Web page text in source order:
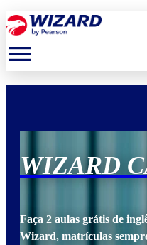
menu
WIZARD
Faça 2 aulas grátis de
Wizard, matrículas